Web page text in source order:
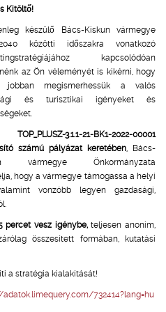
Kitöltő!
készülő Bács-Kiskun vármegye
közötti időszakra vonatkozó
kapcsolódóan
az Ön véleményét is kikérni, hogy
jobban megismerhessük a valós
és turisztikai igényeket és
3.1.1-21-BK1-2022-00001
számú pályázat keretében, Bács-
vármegye Önkormányzata
hogy a vármegye támogassa a helyi
vonzóbb legyen gazdasági,
percet vesz igénybe,teljesen anonim,
összesített formában, kutatási
a stratégia kialakítását!
732414?lang=hu